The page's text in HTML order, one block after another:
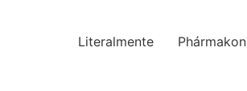
Literalmente Phármakon